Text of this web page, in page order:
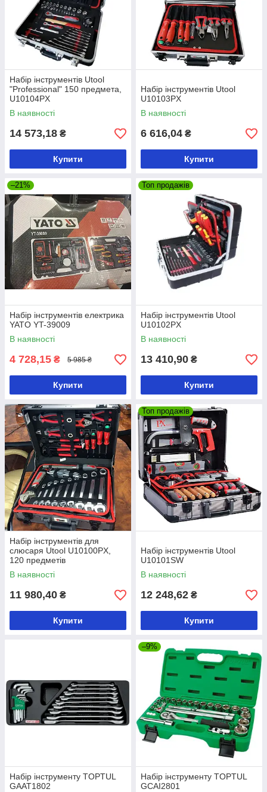
Набір інструментів Utool
"Professional" 150 предмета,
U10104PX
В наявності
14 573,18 ₴
Купити
Набір інструментів Utool
U10103PX
В наявності
6 616,04 ₴
Купити
–21%
Набір інструментів електрика
YATO YT-39009
В наявності
4 728,15 ₴ 5 985 ₴
Купити
Топ продажів
Набір інструментів Utool
U10102PX
В наявності
13 410,90 ₴
Купити
Набір інструментів для
слюсаря Utool U10100PX,
120 предметів
В наявності
11 980,40 ₴
Купити
Топ продажів
Набір інструментів Utool
U10101SW
В наявності
12 248,62 ₴
Купити
Набір інструменту TOPTUL
GAAT1802
–9%
Набір інструменту TOPTUL
GCAI2801